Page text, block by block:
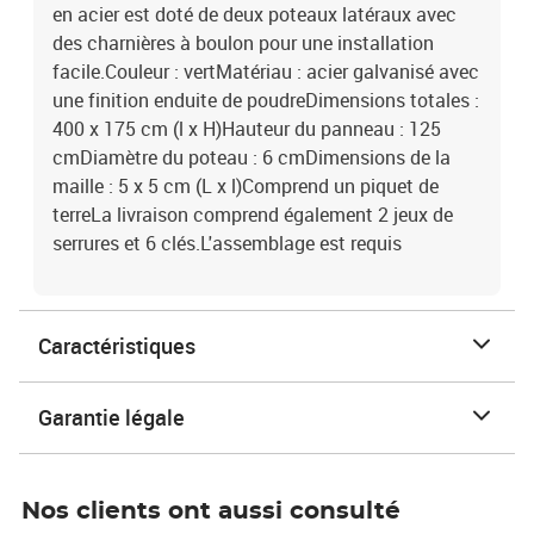
en acier est doté de deux poteaux latéraux avec
des charnières à boulon pour une installation
facile.Couleur : vertMatériau : acier galvanisé avec
une finition enduite de poudreDimensions totales :
400 x 175 cm (l x H)Hauteur du panneau : 125
cmDiamètre du poteau : 6 cmDimensions de la
maille : 5 x 5 cm (L x l)Comprend un piquet de
terreLa livraison comprend également 2 jeux de
serrures et 6 clés.L'assemblage est requis
Caractéristiques
Garantie légale
Nos clients ont aussi consulté